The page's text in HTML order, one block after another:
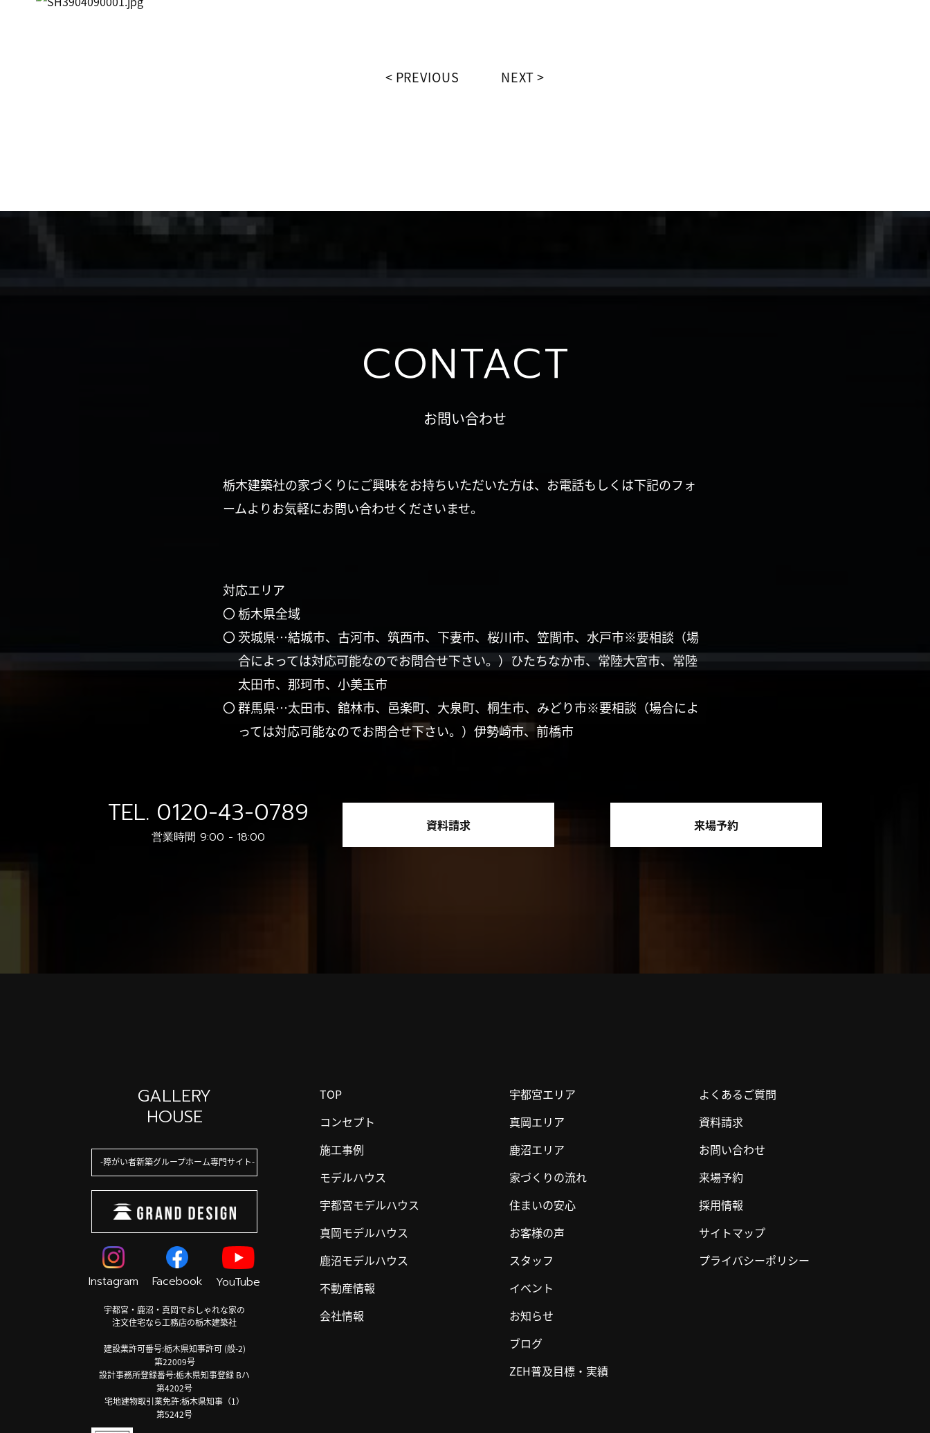
PREVIOUS NEXT
CONTACT
お問い合わせ
栃木建築社の家づくりにご興味をお持ちいただいた方は、お電話もしくは下記のフォ
ームよりお気軽にお問い合わせくださいませ。
対応エリア
〇 栃木県全域
〇 茨城県…結城市、古河市、筑西市、下妻市、桜川市、笠間市、水戸市※要相談（場
合によっては対応可能なのでお問合せ下さい。）ひたちなか市、常陸大宮市、常陸
太田市、那珂市、小美玉市
〇 群馬県…太田市、舘林市、邑楽町、大泉町、桐生市、みどり市※要相談（場合によ
っては対応可能なのでお問合せ下さい。）伊勢崎市、前橋市
TEL. 0120-43-0789
営業時間 9:00 - 18:00
資料請求 来場予約
GALLERY
HOUSE
障がい者新築グループホーム専門サイト
Instagram Facebook YouTube
宇都宮・鹿沼・真岡でおしゃれな家の
注文住宅なら工務店の栃木建築社
建設業許可番号:栃木県知事許可 (般-2)
第22009号
設計事務所登録番号:栃木県知事登録 Bハ
第4202号
宅地建物取引業免許:栃木県知事（1）
第5242号
TOP
コンセプト
施工事例
モデルハウス
宇都宮モデルハウス
真岡モデルハウス
鹿沼モデルハウス
不動産情報
会社情報
宇都宮エリア
真岡エリア
鹿沼エリア
家づくりの流れ
住まいの安心
お客様の声
スタッフ
イベント
お知らせ
ブログ
ZEH普及目標・実績
よくあるご質問
資料請求
お問い合わせ
来場予約
採用情報
サイトマップ
プライバシーポリシー